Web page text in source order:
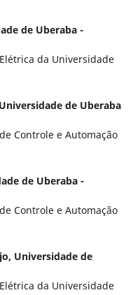
de Uberaba -
da Universidade
Universidade de Uberaba
Controle e Automação
de Uberaba -
Controle e Automação
Universidade de
da Universidade